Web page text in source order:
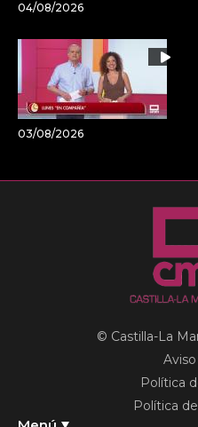
04/08/2026
03/08/2026
© Castilla-La
Política
Política